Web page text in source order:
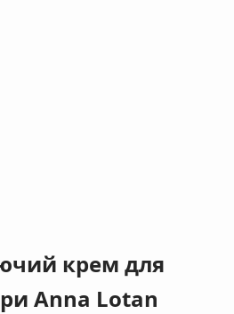
крем для
Anna Lotan